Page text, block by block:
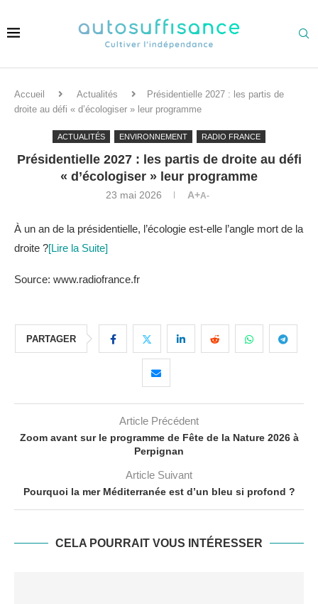
Accueil Actualités
Présidentielle 2027 : les partis de
droite au défi « d’écologiser » leur programme
ACTUALITÉS ENVIRONNEMENT RADIO FRANCE
Présidentielle 2027 : les partis de droite au défi
« d’écologiser » leur programme
23 mai 2026 A+A-
À un an de la présidentielle, l’écologie est-elle l’angle mort de la
droite ?[Lire la Suite]
Source: www.radiofrance.fr
PARTAGER
Article Précédent
Zoom avant sur le programme de Fête de la Nature 2026 à
Perpignan
Article Suivant
Pourquoi la mer Méditerranée est d’un bleu si profond ?
CELA POURRAIT VOUS INTÉRESSER